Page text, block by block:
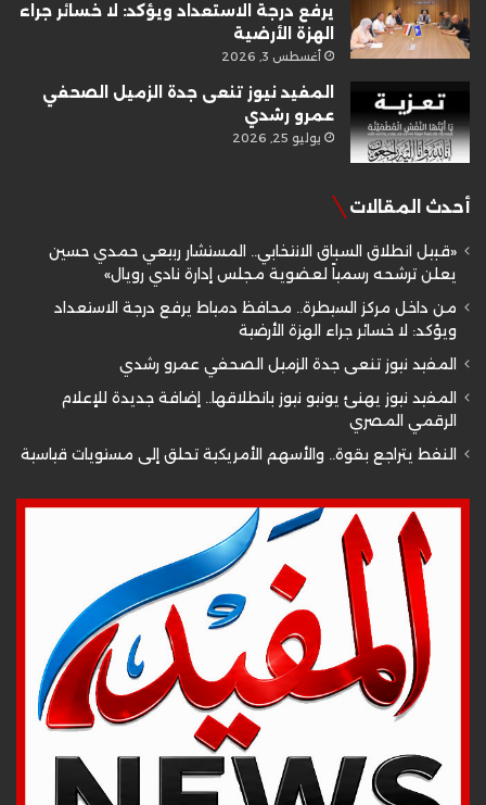
يرفع درجة الاستعداد ويؤكد: لا خسائر جراء
الهزة الأرضية
أغسطس 3, 2026
المفيد نيوز تنعى جدة الزميل الصحفي
عمرو رشدي
يوليو 25, 2026
أحدث المقالات
«قبيل انطلاق السباق الانتخابي.. المستشار ربيعي حمدي حسين
يعلن ترشحه رسمياً لعضوية مجلس إدارة نادي رويال»
من داخل مركز السيطرة.. محافظ دمياط يرفع درجة الاستعداد
ويؤكد: لا خسائر جراء الهزة الأرضية
المفيد نيوز تنعى جدة الزميل الصحفي عمرو رشدي
المفيد نيوز يهنئ يونيو نيوز بانطلاقها.. إضافة جديدة للإعلام
الرقمي المصري
النفط يتراجع بقوة.. والأسهم الأمريكية تحلق إلى مستويات قياسية